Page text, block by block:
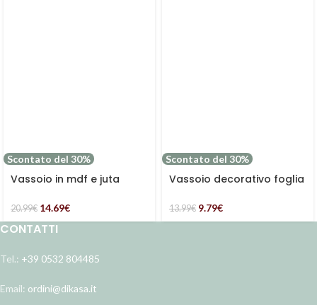
Scontato del 30%
Vassoio in mdf e juta
20.99€ 14.69€
Scontato del 30%
Vassoio decorativo foglia
13.99€ 9.79€
CONTATTI
Tel.: +39 0532 804485
Email: ordini@dikasa.it